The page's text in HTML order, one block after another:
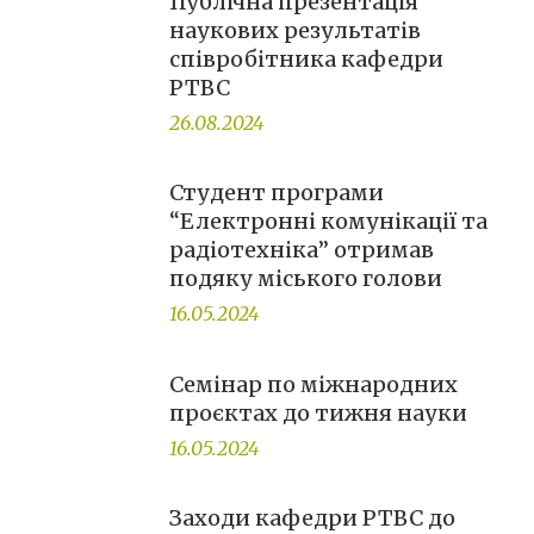
наукових результатів
співробітника кафедри
РТВС
26.08.2024
Студент програми
“Електронні комунікації та
радіотехніка” отримав
подяку міського голови
16.05.2024
Семінар по міжнародних
проєктах до тижня науки
16.05.2024
Заходи кафедри РТВС до